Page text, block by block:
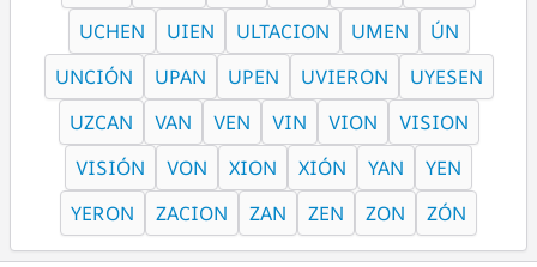
UCHEN
UIEN ULTACION UMEN
ÚN
UNCIÓN
UPAN UPEN UVIERON
UYESEN
UZCAN
VAN VEN VIN VION
VISION
VISIÓN
VON XION XIÓN YAN
YEN
YERON
ZACION ZAN ZEN ZON ZÓN